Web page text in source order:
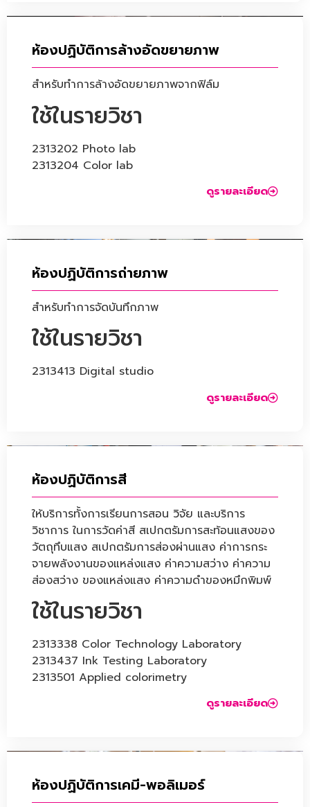
ห้องปฏิบัติการล้างอัดขยายภาพ
สำหรับทำการล้างอัดขยายภาพจากฟิล์ม
ใช้ในรายวิชา
2313202 Photo lab
2313204 Color lab
ดูรายละเอียด
ห้องปฏิบัติการถ่ายภาพ
สำหรับทำการจัดบันทึกภาพ
ใช้ในรายวิชา
2313413 Digital studio
ดูรายละเอียด
ห้องปฏิบัติการสี
ให้บริการทั้งการเรียนการสอน วิจัย และบริการ
วิชาการ ในการวัดค่าสี สเปกตรัมการสะท้อนแสงของ
วัตถุทึบแสง สเปกตรัมการส่องผ่านแสง ค่าการกระ
จายพลังงานของแหล่งแสง ค่าความสว่าง ค่าความ
ส่องสว่าง ของแหล่งแสง ค่าความดำของหมึกพิมพ์
ใช้ในรายวิชา
2313338 Color Technology Laboratory
2313437 Ink Testing Laboratory
2313501 Applied colorimetry
ดูรายละเอียด
ห้องปฏิบัติการเคมี-พอลิเมอร์